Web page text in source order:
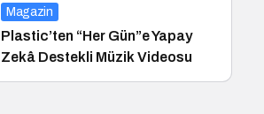
Konferansı
Magazin
Plastic’ten “Her Gün”e Yapay
Zekâ Destekli Müzik Videosu